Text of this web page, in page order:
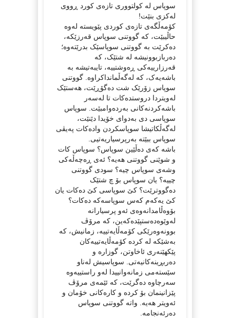
سوپاس لە کولتووری تازەی کورد ڕووی
لەکزی بنێت!
کۆمەڵگەی تازەی کوردی پێویستە لەوە
حاڵیبێت، کە گووتنی سوپاس قەرزێکە،
دەکرێت بە گووتنی سوپاسێک بدرێتەوە؛
دەربازبوونیشە لە شتێک، کە
قەرزارییەکی ڕەوشتییە، تایبەتیشە بە
باشەیەک، کە لەگەڵمانداکراوە. گووتنی
سوپاس زۆرێک شت دەگۆڕێت، هەستێک
لەویتردا دروستدەکات تا لەسەر
باشەکردنەکانی بەردەوامبێت. سوپاس
سوپاسی دی بەدوای خۆیدا دێنێت،
لەگەڵکاتیشا سوپاسکردن وادەکات پەیڤی
سوپاس ببێتە بەرپرسیاریەتیی.
باشە کەی دەڵێین سوپاس؟ سوپاس کات
و شوێنی گووتنی هەیە؟ ئەی ڕەچەڵەکی
وشەی سوپاس چیە؟ سودی گووتنی
چییە؟ یان سوپاس بۆ چ شتێک
دەگووترێت؟ کێ سوپاسی کێ دەکات یان
کێ یەکەم کەس سوپاسەکە دەکات؟
بۆوەڵامدانەوەی ئەو پرسیارانە
لەوێوەدەستپێدەکەین، کە مرۆڤ
بوونەوەرێکی کۆمەڵایەتییە، زمانیش، کە
بەشێکە لە کردە کۆمەڵایەتییەکان
پێکهێنەری ئاخاوتن، گوزارە و
دەربڕینەکانیەتی. سوپاسیش لەناو
سێستەمی زمانەوانییدا لەو راستییەوە
سەرچاوە دەگرێت، کە ئێمەی مرۆڤ
پێزانینمان بۆ کردە و کارەکانی خۆمان و
ئەویتر هەیە. واتە گووتنی سوپاس
دەرئەنجامە.